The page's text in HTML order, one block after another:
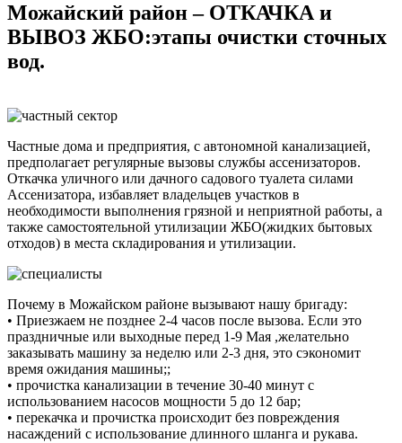
Можайский район – ОТКАЧКА и
ВЫВОЗ ЖБО:этапы очистки сточных
вод.
Частные дома и предприятия, с автономной канализацией,
предполагает регулярные вызовы службы ассенизаторов.
Откачка уличного или дачного садового туалета силами
Ассенизатора, избавляет владельцев участков в
необходимости выполнения грязной и неприятной работы, а
также самостоятельной утилизации ЖБО(жидких бытовых
отходов) в места складирования и утилизации.
Почему в Можайском районе вызывают нашу бригаду:
• Приезжаем не позднее 2-4 часов после вызова. Если это
праздничные или выходные перед 1-9 Мая ,желательно
заказывать машину за неделю или 2-3 дня, это сэкономит
время ожидания машины;;
• прочистка канализации в течение 30-40 минут с
использованием насосов мощности 5 до 12 бар;
• перекачка и прочистка происходит без повреждения
насаждений с использование длинного шланга и рукава.